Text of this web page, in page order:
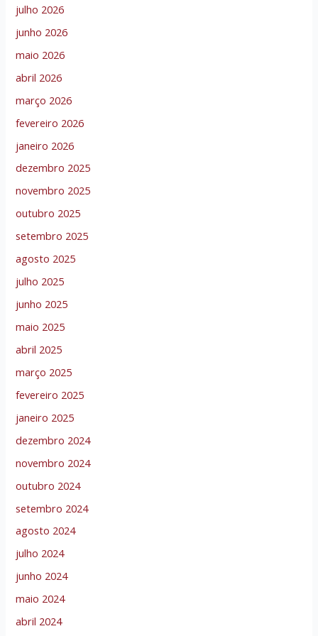
julho 2026
junho 2026
maio 2026
abril 2026
março 2026
fevereiro 2026
janeiro 2026
dezembro 2025
novembro 2025
outubro 2025
setembro 2025
agosto 2025
julho 2025
junho 2025
maio 2025
abril 2025
março 2025
fevereiro 2025
janeiro 2025
dezembro 2024
novembro 2024
outubro 2024
setembro 2024
agosto 2024
julho 2024
junho 2024
maio 2024
abril 2024